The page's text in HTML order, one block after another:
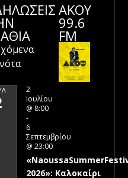
2
Ιουλίου
@ 8:00
-
6
Σεπτεμβρίου
@ 23:00
2026»: Καλοκαίρι
ΑΚΟΥ
99.6
FM